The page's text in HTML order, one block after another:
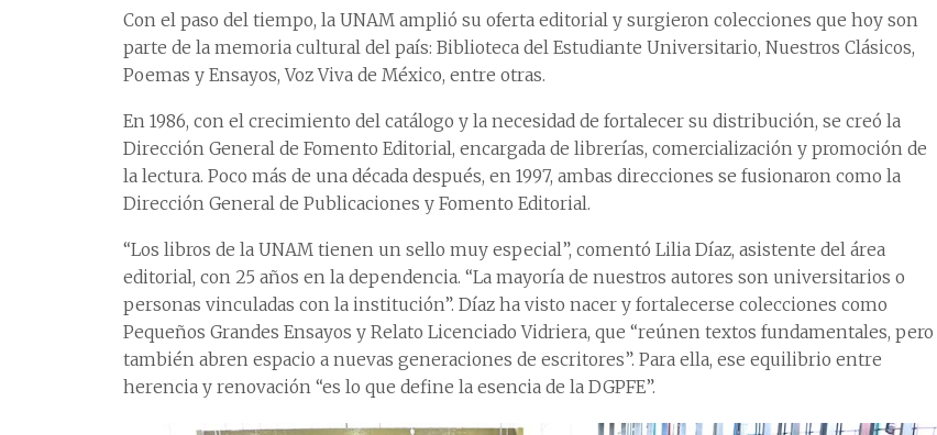
Con el paso del tiempo, la UNAM amplió su oferta editorial y surgieron colecciones que hoy son
parte de la memoria cultural del país: Biblioteca del Estudiante Universitario, Nuestros Clásicos,
Poemas y Ensayos, Voz Viva de México, entre otras.
En 1986, con el crecimiento del catálogo y la necesidad de fortalecer su distribución, se creó la
Dirección General de Fomento Editorial, encargada de librerías, comercialización y promoción de
la lectura. Poco más de una década después, en 1997, ambas direcciones se fusionaron como la
Dirección General de Publicaciones y Fomento Editorial.
“Los libros de la UNAM tienen un sello muy especial”, comentó Lilia Díaz, asistente del área
editorial, con 25 años en la dependencia. “La mayoría de nuestros autores son universitarios o
personas vinculadas con la institución”. Díaz ha visto nacer y fortalecerse colecciones como
Pequeños Grandes Ensayos y Relato Licenciado Vidriera, que “reúnen textos fundamentales, pero
también abren espacio a nuevas generaciones de escritores”. Para ella, ese equilibrio entre
herencia y renovación “es lo que define la esencia de la DGPFE”.